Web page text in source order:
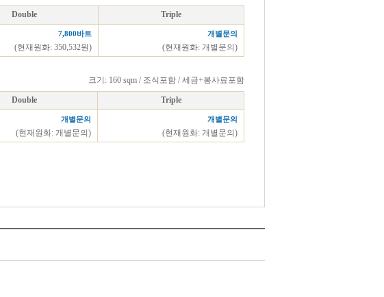
Double Triple
7,800바트
(현재원화: 350,532원)
개별문의
(현재원화: 개별문의)
크기: 160 sqm / 조식포함 / 세금+봉사료포함
Double Triple
개별문의
(현재원화: 개별문의)
개별문의
(현재원화: 개별문의)